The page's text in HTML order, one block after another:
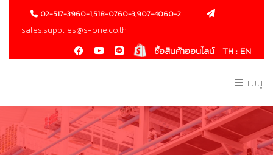
02-517-3960-1,518-0760-3,907-4060-2
sales.supplies@s-one.co.th
ซื้อสินค้าออนไลน์ TH : EN
เมนู